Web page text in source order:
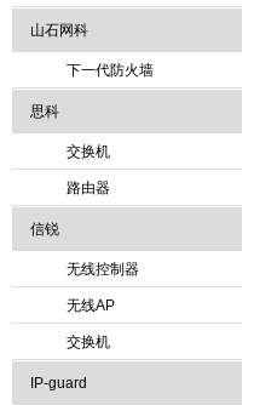
山石网科
下一代防火墙
思科
交换机
路由器
信锐
无线控制器
无线AP
交换机
IP-guard